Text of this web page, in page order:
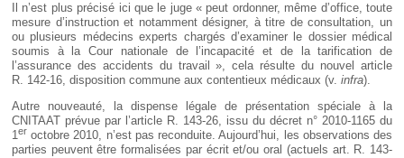
Il n’est plus précisé ici que le juge « peut ordonner, même d’office, toute
mesure d’instruction et notamment désigner, à titre de consultation, un
ou plusieurs médecins experts chargés d’examiner le dossier médical
soumis à la Cour nationale de l’incapacité et de la tarification de
l’assurance des accidents du travail », cela résulte du nouvel article
R. 142-16, disposition commune aux contentieux médicaux (v. infra).
Autre nouveauté, la dispense légale de présentation spéciale à la
CNITAAT prévue par l’article R. 143-26, issu du décret n° 2010-1165 du
1er octobre 2010, n’est pas reconduite. Aujourd’hui, les observations des
parties peuvent être formalisées par écrit et/ou oral (actuels art. R. 143-